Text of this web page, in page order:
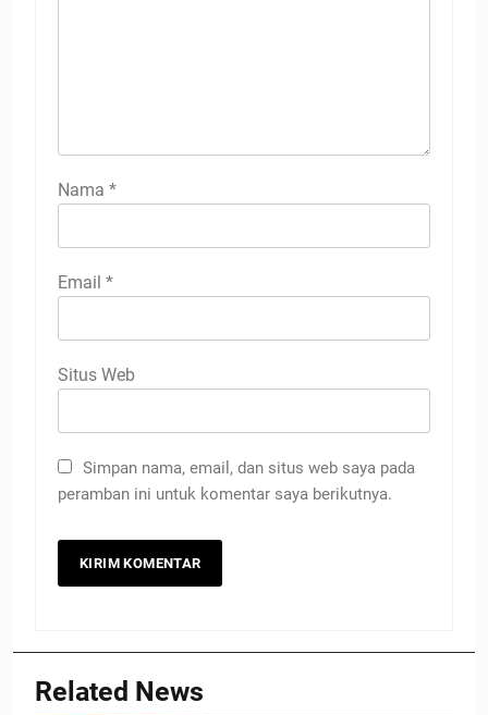
Nama *
Email *
Situs Web
Simpan nama, email, dan situs web saya pada
peramban ini untuk komentar saya berikutnya.
Related News